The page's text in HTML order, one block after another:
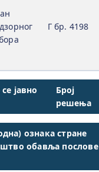
Г бр. 4198
јавно
Број
решења
ознака стране
обавља послове